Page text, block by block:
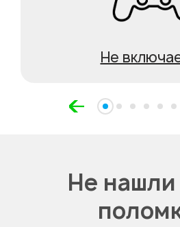
Не
Не